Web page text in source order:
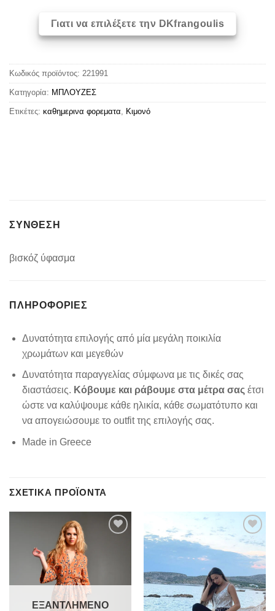
Γιατι να επιλέξετε την DKfrangoulis
Κωδικός προϊόντος: 221991
Κατηγορία: ΜΠΛΟΥΖΕΣ
Ετικέτες: καθημερινα φορεματα Κιμονό
ΣΥΝΘΕΣΗ
βισκόζ ύφασμα
ΠΛΗΡΟΦΟΡΊΕΣ
Δυνατότητα επιλογής από μία μεγάλη ποικιλία
χρωμάτων και μεγεθών
Δυνατότητα παραγγελίας σύμφωνα με τις δικές σας
διαστάσεις. Κόβουμε και ράβουμε στα μέτρα σας έτσι
ώστε να καλύψουμε κάθε ηλικία, κάθε σωματότυπο και
να απογειώσουμε το outfit της επιλογής σας.
Made in Greece
ΣΧΕΤΙΚΆ ΠΡΟΪΌΝΤΑ
ΕΞΑΝΤΛΗΜΈΝΟ
Add to
wishlist